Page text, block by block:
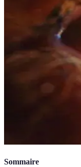
Sommaire